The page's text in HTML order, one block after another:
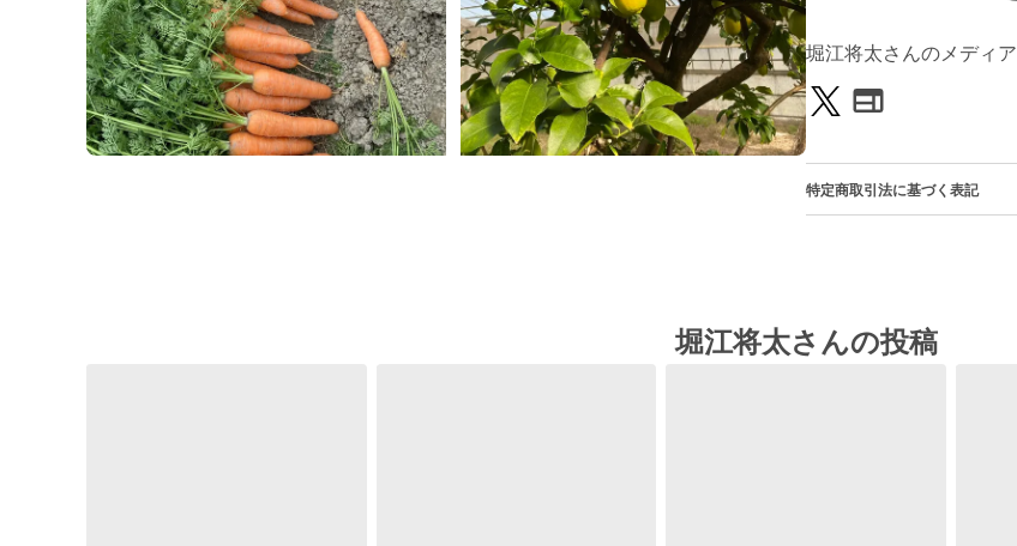
堀江将太さんのメディア
特定商取引法に基づく表記
堀江将太さんの投稿